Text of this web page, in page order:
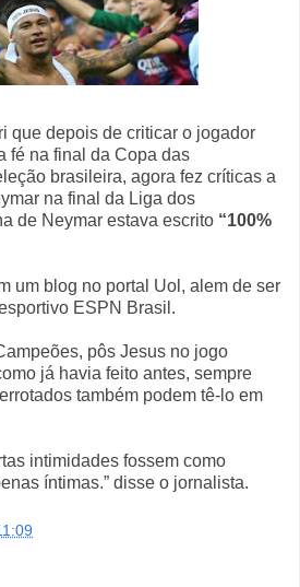
que depois de criticar o jogador
fé na final da Copa das
brasileira, agora fez críticas a
na final da Liga dos
de Neymar estava escrito “100%
um blog no portal Uol, alem de ser
ESPN Brasil.
pôs Jesus no jogo
já havia feito antes, sempre
também podem tê-lo em
intimidades fossem como
íntimas.” disse o jornalista.